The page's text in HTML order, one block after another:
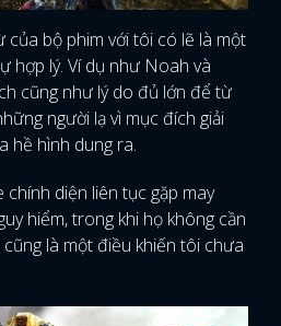
của bộ phim với tôi có lẽ là một
hợp lý. Ví dụ như Noah và
cũng như lý do đủ lớn để từ
người lạ vì mục đích giải
hề hình dung ra.
chính diện liên tục gặp may
hiểm, trong khi họ không cần
là một điều khiến tôi chưa